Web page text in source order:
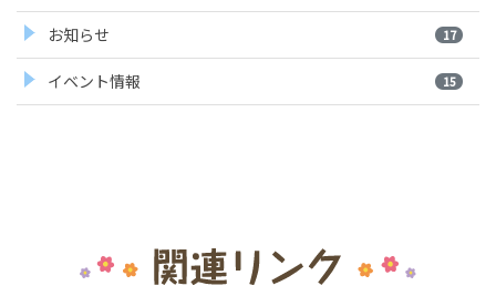
お知らせ 17
イベント情報 15